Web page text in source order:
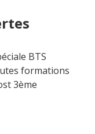
BTS
formations
3ème